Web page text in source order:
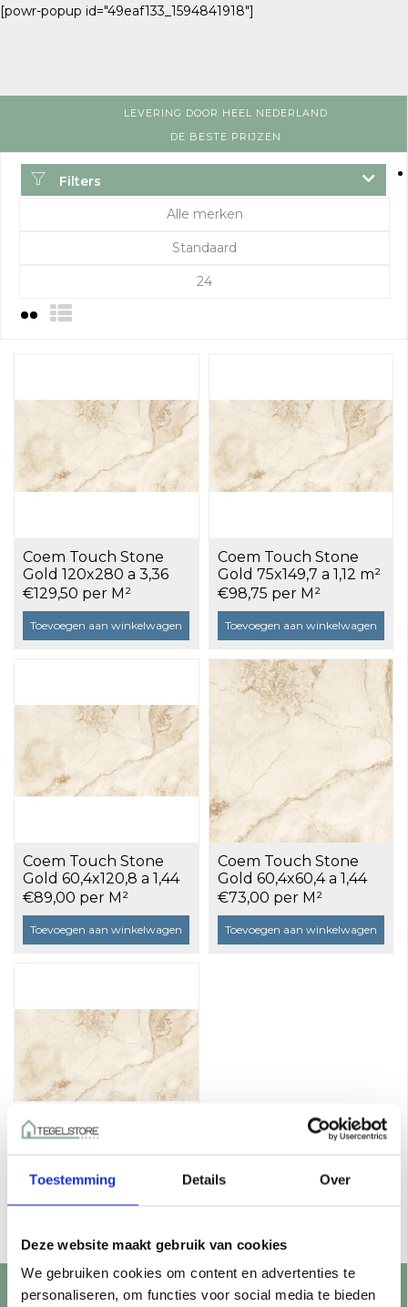
Toestemming Details Over
Deze website maakt gebruik van cookies
We gebruiken cookies om content en advertenties te
personaliseren, om functies voor social media te bieden
[powr-popup id="49eaf133_1594841918"]
LEVERING DOOR HEEL NEDERLAND
DE BESTE PRIJZEN
Filters
Alle merken
Standaard
24
Coem Touch Stone
Gold 120x280 a 3,36
m²
€129,50 per M²
Toevoegen aan winkelwagen
Coem Touch Stone
Gold 75x149,7 a 1,12 m²
€98,75 per M²
Toevoegen aan winkelwagen
Coem Touch Stone
Gold 60,4x120,8 a 1,44
m²
€89,00 per M²
Toevoegen aan winkelwagen
Coem Touch Stone
Gold 60,4x60,4 a 1,44
m²
€73,00 per M²
Toevoegen aan winkelwagen
Gold 30,2x60,4 a 1,09
m²
€67,75 per M²